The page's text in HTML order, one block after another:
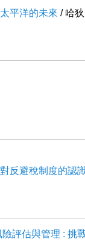
平洋的未來 / 哈
反避稅制度的認
評估與管理 : 挑